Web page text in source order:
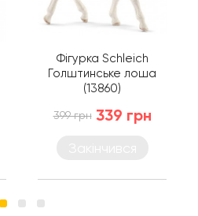
Фігурка Schleich
Голштинське лоша
(13860)
399 грн 339 грн